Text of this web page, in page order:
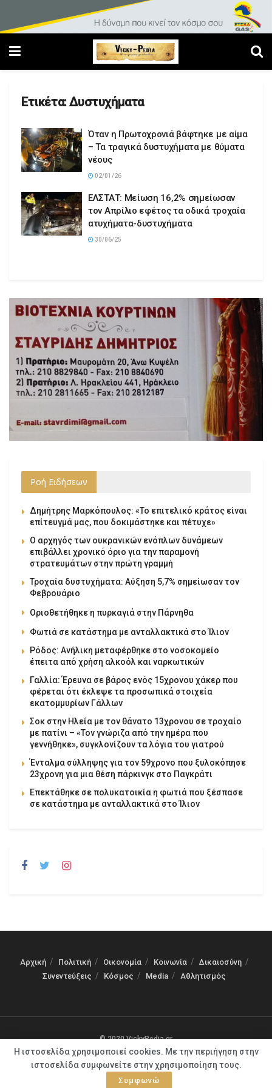
Ετικέτα:Δυστυχήματα
Όταν η Πρωτοχρονιά βάφτηκε με αίμα
– Τα τραγικά δυστυχήματα με θύματα
νέους
02/01/26
ΕΛΣΤΑΤ: Μείωση 16,2% σημείωσαν
τον Απρίλιο εφέτος τα οδικά τροχαία
ατυχήματα-δυστυχήματα
30/06/25
Ροή Ειδήσεων
Δημήτρης Μαρκόπουλος: «Το επιτελικό κράτος είναι
επίτευγμά μας, που δοκιμάστηκε και πέτυχε»
Ο αρχηγός των ουκρανικών ενόπλων δυνάμεων
επιβάλλει χρονικό όριο για την παραμονή
στρατευμάτων στην πρώτη γραμμή
Τροχαία δυστυχήματα: Αύξηση 5,7% σημείωσαν τον
Φεβρουάριο
Οριοθετήθηκε η πυρκαγιά στην Πάρνηθα
Φωτιά σε κατάστημα με ανταλλακτικά στο Ίλιον
Ρόδος: Ανήλικη μεταφέρθηκε στο νοσοκομείο
έπειτα από χρήση αλκοόλ και ναρκωτικών
Γαλλία: Έρευνα σε βάρος ενός 15χρονου χάκερ που
φέρεται ότι έκλεψε τα προσωπικά στοιχεία
εκατομμυρίων Γάλλων
Σοκ στην Ηλεία με τον θάνατο 13χρονου σε τροχαίο
με πατίνι – «Τον γνώριζα από την ημέρα που
γεννήθηκε», συγκλονίζουν τα λόγια του γιατρού
Ένταλμα σύλληψης για τον 59χρονο που ξυλοκόπησε
23χρονη για μια θέση πάρκινγκ στο Παγκράτι
Επεκτάθηκε σε πολυκατοικία η φωτιά που ξέσπασε
σε κατάστημα με ανταλλακτικά στο Ίλιον
Αρχική Πολιτική Οικονομία Κοινωνία
Δικαιοσύνη
Συνεντεύξεις
Κόσμος Media Αθλητισμός
© 2020 VickyPedia.gr
Η ιστοσελίδα χρησιμοποιεί cookies. Με την περιήγηση στην
ιστοσελίδα συμφωνείτε στην χρησιμοποίηση τους.
Συμφωνώ